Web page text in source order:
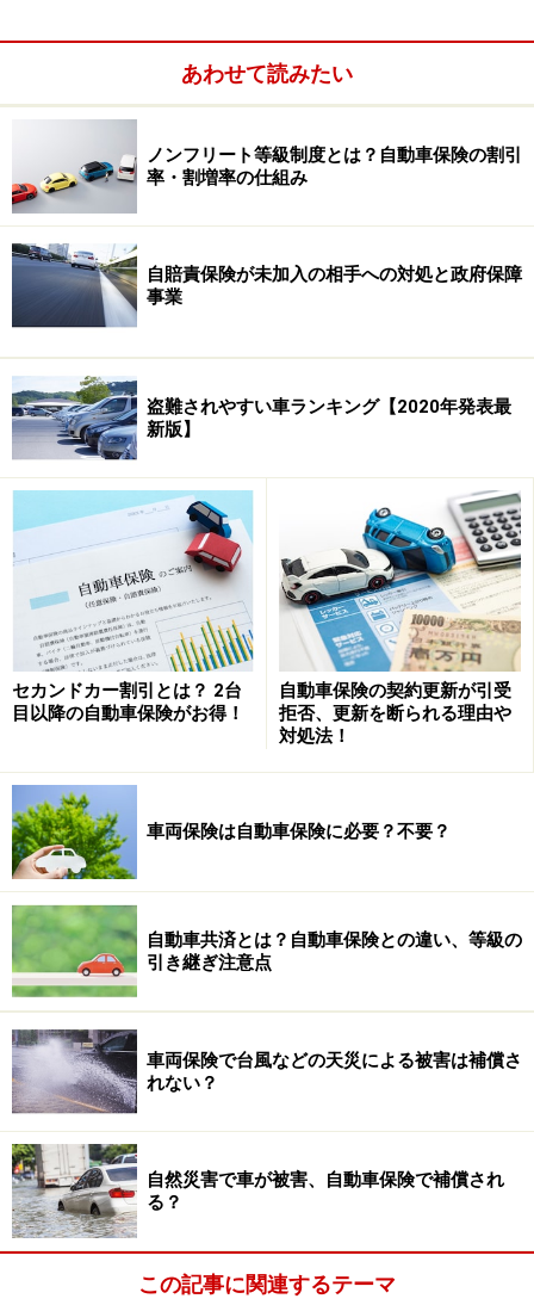
「出せなくはないけど代車料がかかるよ。一応保険会社
の方にも確認してみてよ。」との返事。
自分の加入している保険会社に代車のことを聞いてみる
と、
「お客さまのご契約には代車費用特約が付帯されており
ませんので、申し訳ありませんが、保険の方からは代車
料をおだしすることはできません。」
「それは分かっています。でも相手が８割悪いというこ
とで話を進めて頂いていますよね？全部じゃなくても代
車料の８０％相手に請求してください。」
「今回の事故のようにお互いに過失があるときには、代
車料はまず認めてもらえないのですが・・・」
納得のいかないAさんは相手の保険会社に直接連絡を入
れたが、同様の回答だった・・・。
次のページの解説に続きます！＞＞
※記事内容は執筆時点のものです。最新の内容をご確認くださ
い。
本記事の内容は一般的な情報提供を目的としており、特定の金融
商品や投資行動を推奨するものではありません。
投資や資産運用に関する最終的なご判断はご自身の責任において
行ってください。
掲載情報の正確性・完全性については十分に配慮しております
が、その内容を保証するものではなく、これに基づく損失・損害
などについて当社は一切の責任を負いません。
最新の情報や詳細については、必ず各金融機関やサービス提供者
あわせて読みたい
ノンフリート等級制度とは？自動車保険の割引
率・割増率の仕組み
自賠責保険が未加入の相手への対処と政府保障
事業
盗難されやすい車ランキング【2020年発表最
新版】
セカンドカー割引とは？ 2台
目以降の自動車保険がお得！
自動車保険の契約更新が引受
拒否、更新を断られる理由や
対処法！
車両保険は自動車保険に必要？不要？
自動車共済とは？自動車保険との違い、等級の
引き継ぎ注意点
車両保険で台風などの天災による被害は補償さ
れない？
自然災害で車が被害、自動車保険で補償され
る？
この記事に関連するテーマ